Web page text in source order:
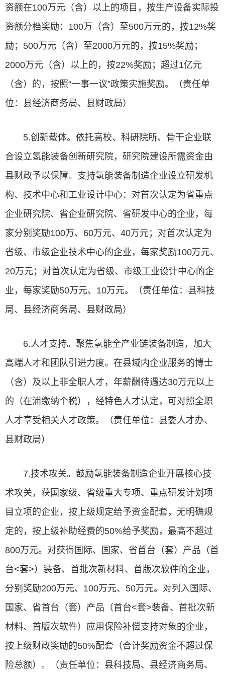
资额在100万元（含）以上的项目，按生产设备实际投
资额分档奖励：100万（含）至500万元的，按12%奖
励；500万元（含）至2000万元的，按15%奖励；
2000万元（含）以上的，按22%奖励；超过1亿元
（含）的，按照“一事一议”政策实施奖励。（责任单
位：县经济商务局、县财政局）
5.创新载体。依托高校、科研院所、骨干企业联
合设立氢能装备创新研究院，研究院建设所需资金由
县财政予以保障。支持氢能装备制造企业设立研发机
构、技术中心和工业设计中心：对首次认定为省重点
企业研究院、省企业研究院、省研发中心的企业，每
家分别奖励100万、60万元、40万元；对首次认定为
省级、市级企业技术中心的企业，每家奖励100万元、
20万元；对首次认定为省级、市级工业设计中心的企
业，每家奖励50万元、10万元。（责任单位：县科技
局、县经济商务局、县财政局）
6.人才支持。聚焦氢能全产业链装备制造，加大
高端人才和团队引进力度。在县域内企业服务的博士
（含）及以上非全职人才，年薪酬待遇达30万元以上
的（在浦缴纳个税），经特色人才认定，可对照全职
人才享受相关人才政策。（责任单位：县委人才办、
县财政局）
7.技术攻关。鼓励氢能装备制造企业开展核心技
术攻关，获国家级、省级重大专项、重点研发计划项
目立项的企业，按上级规定给予资金配套，无明确规
定的，按上级补助经费的50%给予奖励，最高不超过
800万元。对获得国际、国家、省首台（套）产品（首
台<套>）装备、首批次新材料、首版次软件的企业，
分别奖励200万元、100万元、50万元。对列入国际、
国家、省首台（套）产品（首台<套>装备、首批次新
材料、首版次软件）应用保险补偿支持对象的企业，
按上级财政奖励的50%配套（合计奖励资金不超过保
险总额）。（责任单位：县科技局、县经济商务局、